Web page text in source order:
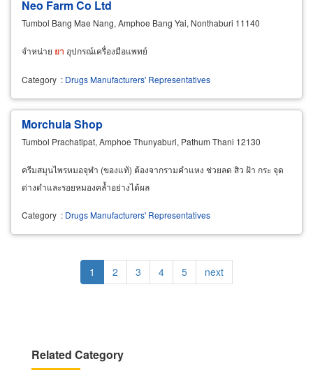
Neo Farm Co Ltd
Tumbol Bang Mae Nang, Amphoe Bang Yai, Nonthaburi 11140
จำหน่าย ยา อุปกรณ์เครื่องมือแพทย์
Category : Drugs Manufacturers' Representatives
Morchula Shop
Tumbol Prachatipat, Amphoe Thunyaburi, Pathum Thani 12130
ครีมสมุนไพรหมอจุฬา (ของแท้) ต้องจากรามคำแหง ช่วยลด สิว ฝ้า กระ จุด
ด่างดำและรอยหมองคล้ำอย่างได้ผล
Category : Drugs Manufacturers' Representatives
Pagination Current
page
1 Page
2 Page
3 Page
4 Page
5
Next
page
next
Related Category